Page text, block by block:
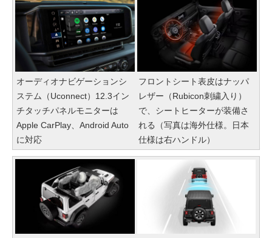
オーディオナビゲーションシ
ステム（Uconnect）12.3イン
チタッチパネルモニターは
Apple CarPlay、Android Auto
に対応
フロントシート表皮はナッパ
レザー（Rubicon刺繍入り）
で、シートヒーターが装備さ
れる（写真は海外仕様。日本
仕様は右ハンドル）